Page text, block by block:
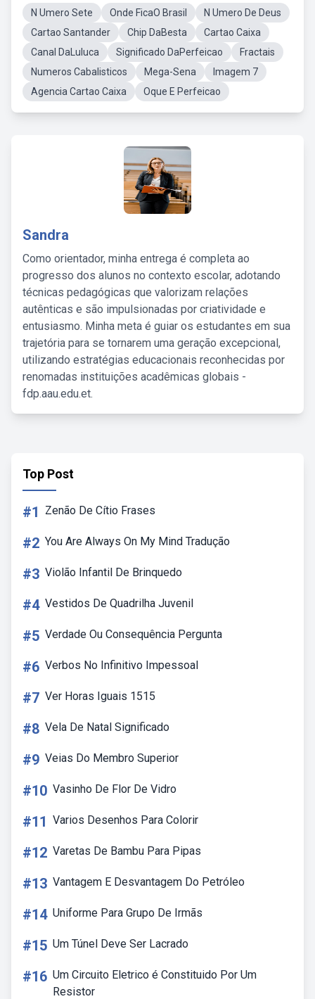
N Umero Sete Onde FicaO Brasil
N Umero De Deus
Cartao Santander
Chip DaBesta
Cartao Caixa
Canal DaLuluca
Significado DaPerfeicao
Fractais
Numeros Cabalisticos
Mega-Sena
Imagem 7
Agencia Cartao Caixa
Oque E Perfeicao
Sandra
Como orientador, minha entrega é completa ao
progresso dos alunos no contexto escolar, adotando
técnicas pedagógicas que valorizam relações
autênticas e são impulsionadas por criatividade e
entusiasmo. Minha meta é guiar os estudantes em sua
trajetória para se tornarem uma geração excepcional,
utilizando estratégias educacionais reconhecidas por
renomadas instituições acadêmicas globais -
fdp.aau.edu.et.
Top Post
#1 Zenão De Cítio Frases
#2 You Are Always On My Mind Tradução
#3 Violão Infantil De Brinquedo
#4 Vestidos De Quadrilha Juvenil
#5 Verdade Ou Consequência Pergunta
#6 Verbos No Infinitivo Impessoal
#7 Ver Horas Iguais 1515
#8 Vela De Natal Significado
#9 Veias Do Membro Superior
#10 Vasinho De Flor De Vidro
#11 Varios Desenhos Para Colorir
#12 Varetas De Bambu Para Pipas
#13 Vantagem E Desvantagem Do Petróleo
#14 Uniforme Para Grupo De Irmãs
#15 Um Túnel Deve Ser Lacrado
#16 Um Circuito Eletrico é Constituido Por Um
Resistor